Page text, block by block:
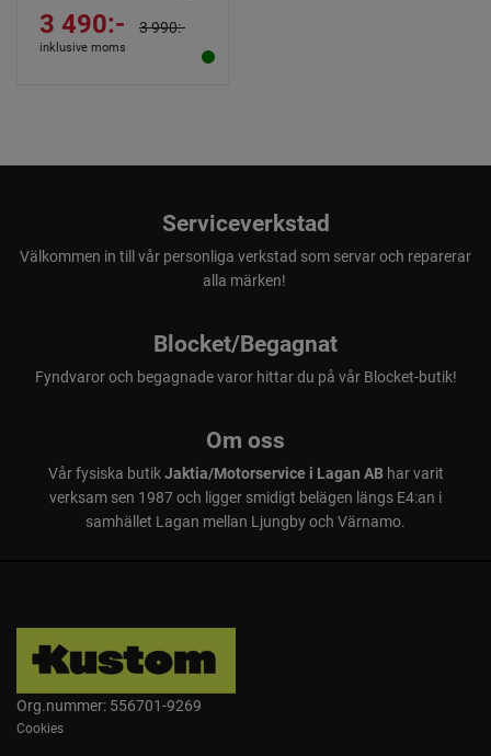
3 490:- 3 990:-
inklusive moms
Serviceverkstad
Välkommen in till vår personliga verkstad som servar och reparerar
alla märken!
Blocket/Begagnat
Fyndvaror och begagnade varor hittar du på vår Blocket-butik!
Om oss
Vår fysiska butikJaktia/Motorservice i Lagan ABhar varit
verksam sen 1987 och ligger smidigt belägen längs E4:an i
samhället Lagan mellan Ljungby och Värnamo.
Org.nummer: 556701-9269
Cookies